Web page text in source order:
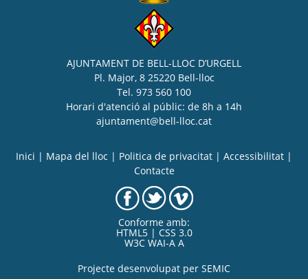
AJUNTAMENT DE BELL-LLOC D’URGELL
Pl. Major, 8 25220 Bell-lloc
Tel. 973 560 100
Horari d'atenció al públic: de 8h a 14h
ajuntament@bell-lloc.cat
Inici | Mapa del lloc | Politica de privacitat | Accessibilitat |
Contacte
Conforme amb:
HTML5 | CSS 3.0
W3C WAI-A A
Projecte desenvolupat per SEMIC